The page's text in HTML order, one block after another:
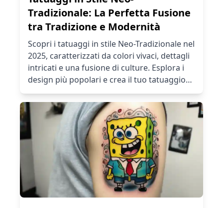
Tradizionale: La Perfetta Fusione
tra Tradizione e Modernità
Scopri i tatuaggi in stile Neo-Tradizionale nel
2025, caratterizzati da colori vivaci, dettagli
intricati e una fusione di culture. Esplora i
design più popolari e crea il tuo tatuaggio
unico con il nostro AI Tattoo Generator!